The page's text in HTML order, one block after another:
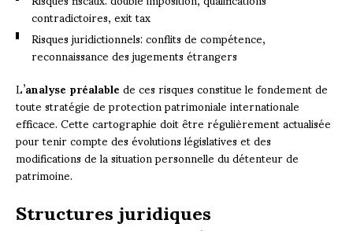
contradictoires, exit tax
Risques juridictionnels: conflits de compétence,
reconnaissance des jugements étrangers
L’analyse préalablede ces risques constitue le fondement de
toute stratégie de protection patrimoniale internationale
efficace. Cette cartographie doit être régulièrement actualisée
pour tenir compte des évolutions législatives et des
modifications de la situation personnelle du détenteur de
patrimoine.
Structures juridiques